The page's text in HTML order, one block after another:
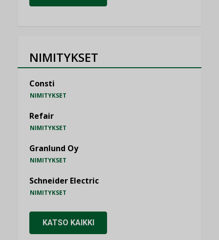
NIMITYKSET
Consti
NIMITYKSET
Refair
NIMITYKSET
Granlund Oy
NIMITYKSET
Schneider Electric
NIMITYKSET
KATSO KAIKKI